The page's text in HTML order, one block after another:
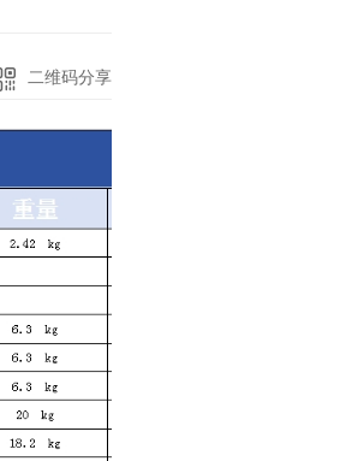
二维码分享